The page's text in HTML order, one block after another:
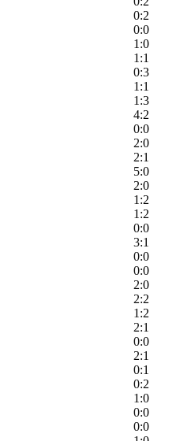
0:2
0:0
1:0
1:1
0:3
1:1
1:3
4:2
0:0
2:0
2:1
5:0
2:0
1:2
1:2
0:0
3:1
0:0
0:0
2:0
2:2
1:2
2:1
0:0
2:1
0:1
0:2
1:0
0:0
0:0